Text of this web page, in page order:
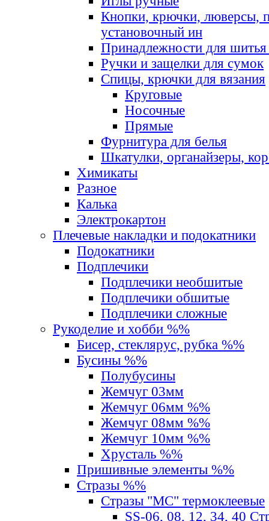
Кнопки, крючки, люверсы,
установочный ин
Принадлежности для шитья
Ручки и защелки для сумок
Спицы, крючки для вязания
Круговые
Носочные
Прямые
Фурнитура для белья
Шкатулки, органайзеры,
Химикаты
Разное
Калька
Электрокартон
Плечевые накладки и подокатники
Подокатники
Подплечики
Подплечики необшитые
Подплечики обшитые
Подплечики сложные
Рукоделие и хобби %%
Бисер, стеклярус, рубка %%
Бусины %%
Полубусины
Жемчуг 03мм
Жемчуг 06мм %%
Жемчуг 08мм %%
Жемчуг 10мм %%
Хрусталь %%
Пришивные элементы %%
Стразы %%
Стразы "MС" термоклеевые
SS-06, 08, 12, 34, 40